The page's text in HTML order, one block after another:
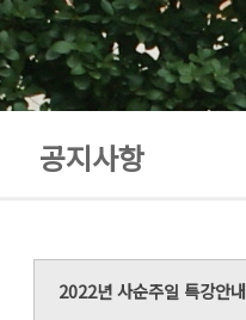
공지사항
2022년 사순주일 특강안내